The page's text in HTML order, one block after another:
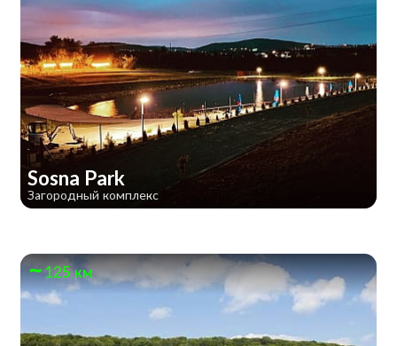
Sosna Park
Загородный комплекс
125 км